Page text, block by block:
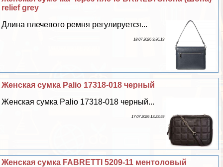
relief grey
Длина плечевого ремня регулируется...
18 07 2026 9:36:19
Женская сумка Palio 17318-018 черный
Женская сумка Palio 17318-018 черный...
17 07 2026 13:23:59
Женская сумка FABRETTI 5209-11 ментоловый